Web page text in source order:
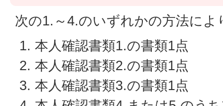
次の1.～4.のいずれかの方法によ
本人確認書類1.の書類1点
本人確認書類2.の書類1点
本人確認書類3.の書類1点